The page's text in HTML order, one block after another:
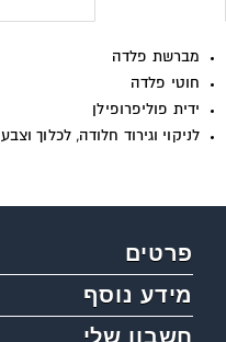
מברשת פלדה
חוטי פלדה
ידית פוליפרופילן
לניקוי וגירוד חלודה, לכלוך וצבע
פרטים
מידע נוסף
חשבון שלי